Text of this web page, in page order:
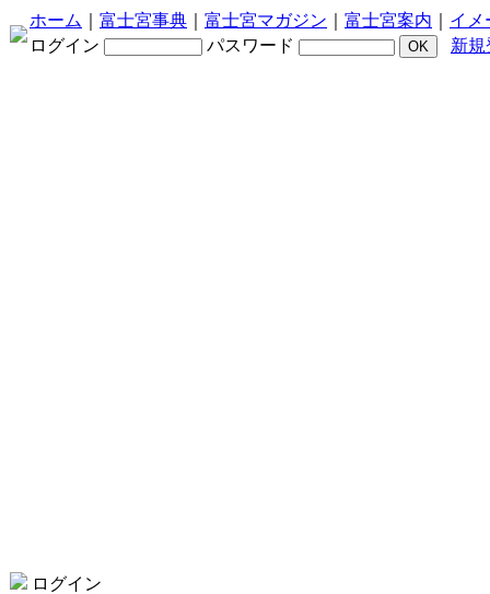
ホーム 富士宮事典 富士宮マガジン 富士宮案内
イメ
ログイン
パスワード 新規
ログイン